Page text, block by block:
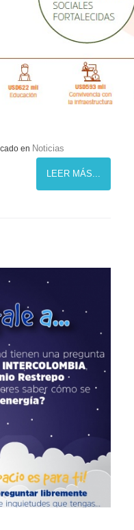
en Noticias
LEER MÁS...